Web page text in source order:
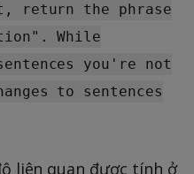
return the phrase
While
you're not
to sentences
liên quan được tính ở